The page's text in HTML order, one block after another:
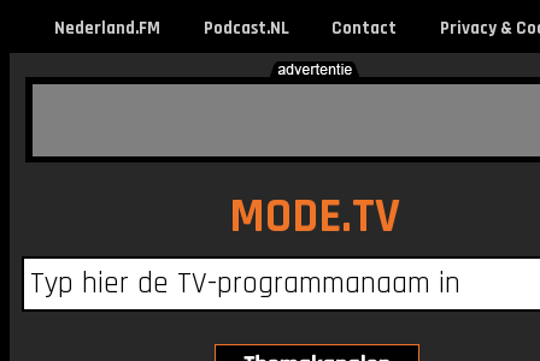
Nederland.FM Podcast.NL Contact Privacy &
MODE.TV